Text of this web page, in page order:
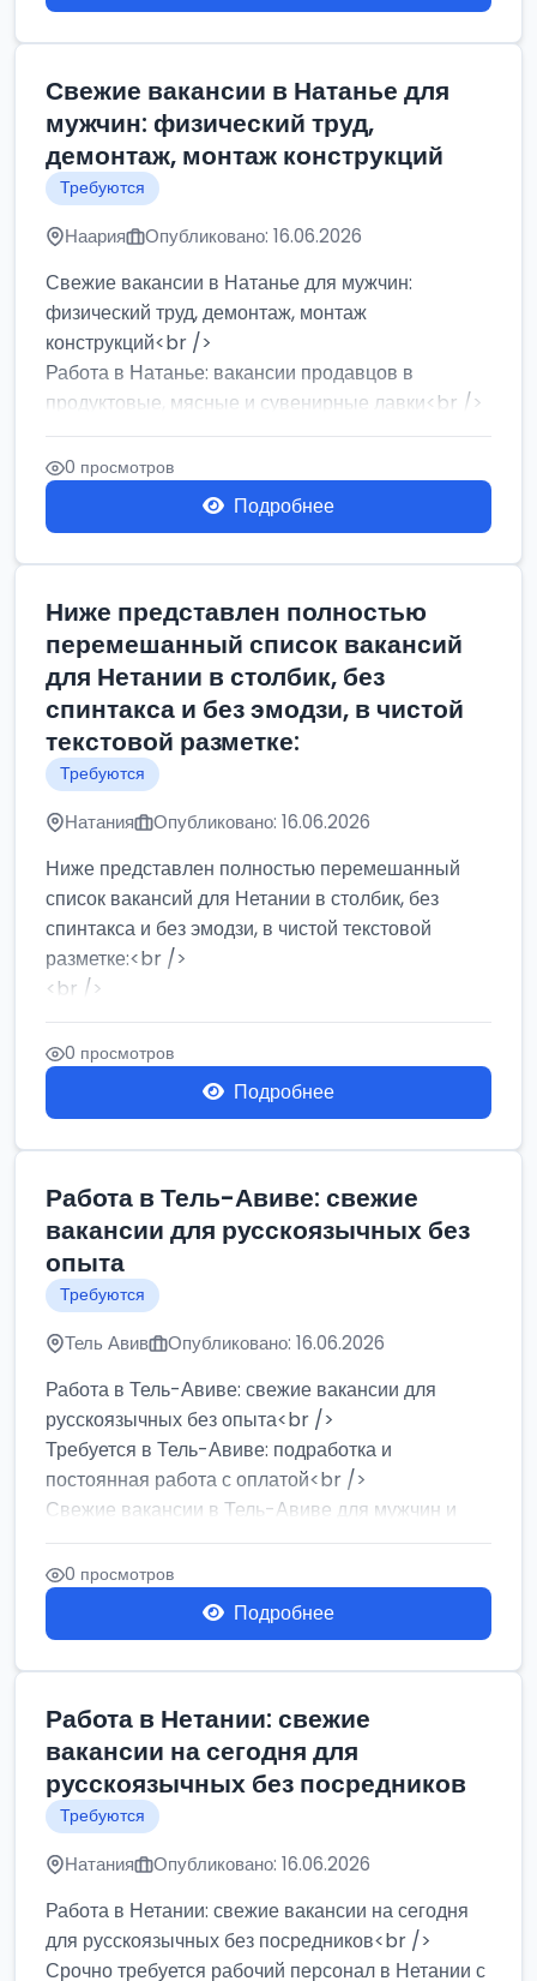
Свежие вакансии в Натанье для
мужчин: физический труд,
демонтаж, монтаж конструкций
Требуются
Наария Опубликовано: 16.06.2026
Свежие вакансии в Натанье для мужчин:
физический труд, демонтаж, монтаж
конструкций<br />
Работа в Натанье: вакансии продавцов в
продуктовые, мясные и сувенирные лавки<br />
Разнорабочий на сборку м...
0 просмотров
Подробнее
Ниже представлен полностью
перемешанный список вакансий
для Нетании в столбик, без
спинтакса и без эмодзи, в чистой
текстовой разметке:
Требуются
Натания Опубликовано: 16.06.2026
Ниже представлен полностью перемешанный
список вакансий для Нетании в столбик, без
спинтакса и без эмодзи, в чистой текстовой
разметке:<br />
<br />
Работа в Нетании на мебельном производстве:
требу...
0 просмотров
Подробнее
Работа в Тель-Авиве: свежие
вакансии для русскоязычных без
опыта
Требуются
Тель Авив Опубликовано: 16.06.2026
Работа в Тель-Авиве: свежие вакансии для
русскоязычных без опыта<br />
Требуется в Тель-Авиве: подработка и
постоянная работа с оплатой<br />
Свежие вакансии в Тель-Авиве для мужчин и
женщин от хозя...
0 просмотров
Подробнее
Работа в Нетании: свежие
вакансии на сегодня для
русскоязычных без посредников
Требуются
Натания Опубликовано: 16.06.2026
Работа в Нетании: свежие вакансии на сегодня
для русскоязычных без посредников<br />
Срочно требуется рабочий персонал в Нетании с